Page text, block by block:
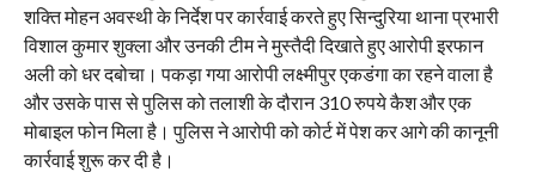
शक्ति मोहन अवस्थी के निर्देश पर कार्रवाई करते हुए सिन्दुरिया थाना प्रभारी
विशाल कुमार शुक्ला और उनकी टीम ने मुस्तैदी दिखाते हुए आरोपी इरफान
अली को धर दबोचा। पकड़ा गया आरोपी लक्ष्मीपुर एकडंगा का रहने वाला है
और उसके पास से पुलिस को तलाशी के दौरान 310 रुपये कैश और एक
मोबाइल फोन मिला है। पुलिस ने आरोपी को कोर्ट में पेश कर आगे की कानूनी
कार्रवाई शुरू कर दी है।